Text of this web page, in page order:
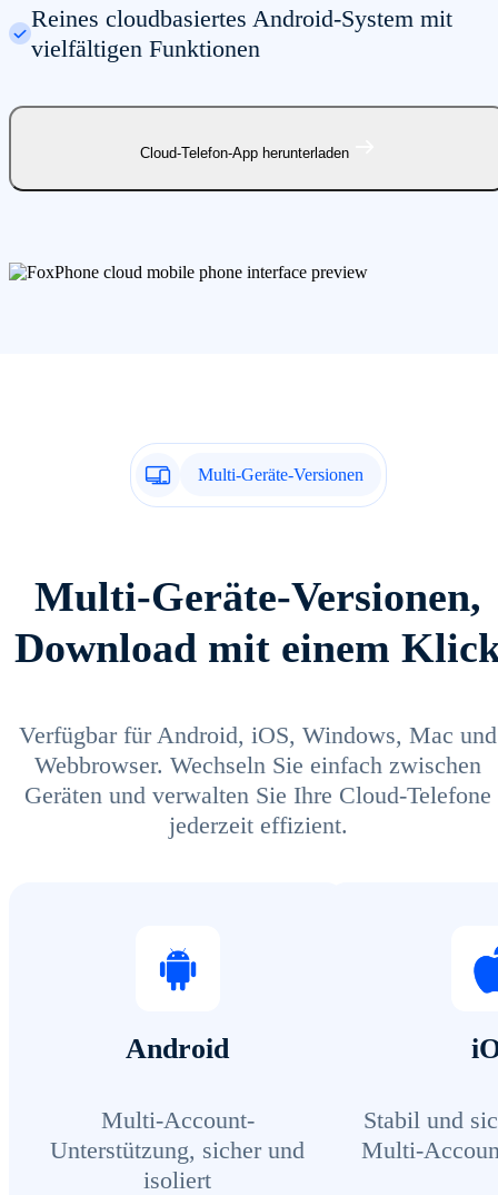
Reines cloudbasiertes Android-System mit
vielfältigen Funktionen
Cloud-Telefon-App herunterladen
Multi-Geräte-Versionen
Multi-Geräte-Versionen,
Download mit einem
Verfügbar für Android, iOS, Windows, Mac und
Webbrowser. Wechseln Sie einfach zwischen
Geräten und verwalten Sie Ihre Cloud-Telefone
jederzeit effizient.
Android
Multi-Account-
Unterstützung, sicher und
isoliert
Stabil und
Multi-